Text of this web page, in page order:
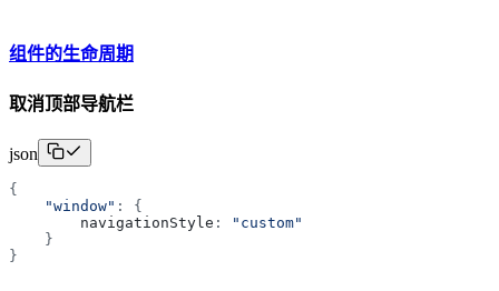
组件的生命周期
取消顶部导航栏
json
{
"window" :
{
navigationStyle : " custom"
}
}